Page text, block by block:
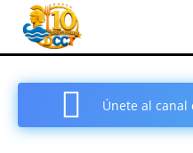
Únete al canal